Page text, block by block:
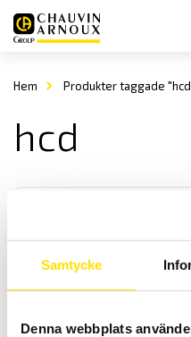
Samtycke
Denna webbplats
Hem Produkter taggade
hcd
KERN